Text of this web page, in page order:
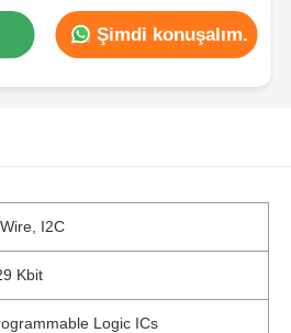
Şimdi konuşalım.
I2C
Kbit
Logic ICs